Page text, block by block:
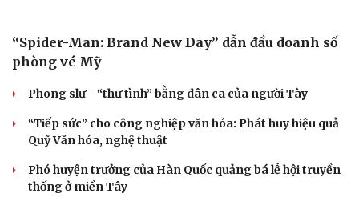
Sản phụ khoa
Nhi khoa
Nam khoa
Làm đẹp - giảm cân
Ăn sạch sống khỏe
Tình yêu - Gia đình